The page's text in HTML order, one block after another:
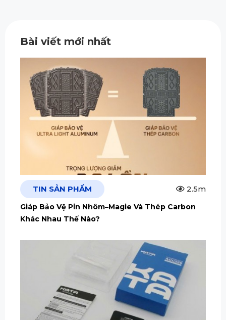
Bài viết mới nhất
TIN SẢN PHẨM 2.5m
Giáp Bảo Vệ Pin Nhôm–Magie Và Thép Carbon
Khác Nhau Thế Nào?